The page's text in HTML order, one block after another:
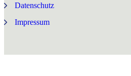
Datenschutz
Impressum